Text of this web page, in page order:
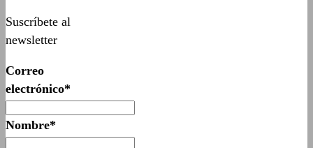
Suscríbete al
newsletter
Correo
electrónico*
Nombre*